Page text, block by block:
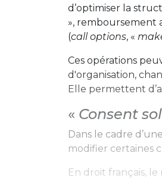
d’optimiser la
», remboursement
(call options, «
Ces opérations
d'organisation,
Elle permettent
« Consent
Dans le cadre
modifier certaines
En droit français, le